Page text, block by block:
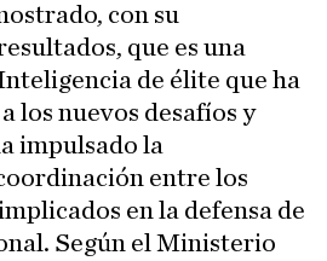
con su
que es una
de élite que ha
los nuevos desafíos y
impulsado la
entre los
en la defensa de
Según el Ministerio